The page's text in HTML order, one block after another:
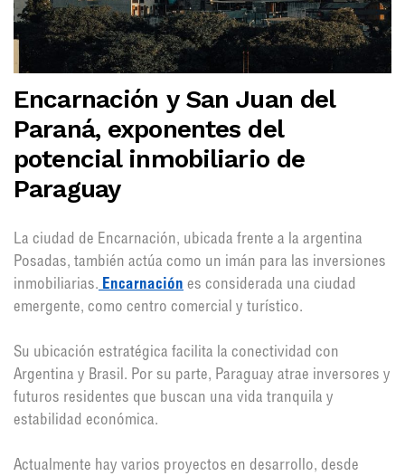
Encarnación y San Juan del
Paraná, exponentes del
potencial inmobiliario de
Paraguay
La ciudad de Encarnación, ubicada frente a la argentina
Posadas, también actúa como un imán para las inversiones
inmobiliarias. Encarnación es considerada una ciudad
emergente, como centro comercial y turístico.
Su ubicación estratégica facilita la conectividad con
Argentina y Brasil. Por su parte, Paraguay atrae inversores y
futuros residentes que buscan una vida tranquila y
estabilidad económica.
Actualmente hay varios proyectos en desarrollo, desde